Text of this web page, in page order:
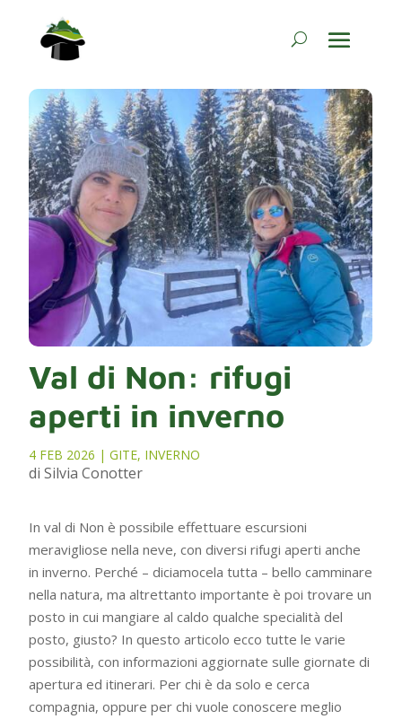
Val di Non: rifugi
aperti in inverno
4 FEB 2026 |GITE, INVERNO
di Silvia Conotter
In val di Non è possibile effettuare escursioni
meravigliose nella neve, con diversi rifugi aperti anche
in inverno. Perché – diciamocela tutta – bello camminare
nella natura, ma altrettanto importante è poi trovare un
posto in cui mangiare al caldo qualche specialità del
posto, giusto? In questo articolo ecco tutte le varie
possibilità, con informazioni aggiornate sulle giornate di
apertura ed itinerari. Per chi è da solo e cerca
compagnia, oppure per chi vuole conoscere meglio